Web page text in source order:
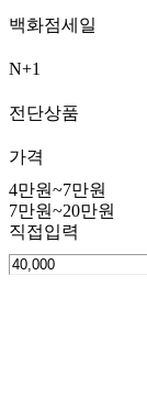
백화점세일
N+1
전단상품
가격
4만원~7만원
7만원~20만원
직접입력